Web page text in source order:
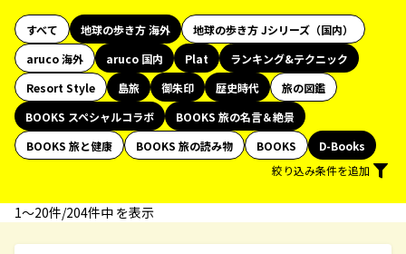
すべて 地球の歩き方 海外
地球の歩き方 Jシリーズ（国内）
aruco 海外
aruco 国内 Plat
ランキング&テクニック
Resort Style
島旅 御朱印 歴史時代
旅の図鑑
BOOKS スペシャルコラボ
BOOKS 旅の名言＆絶景
BOOKS 旅と健康
BOOKS 旅の読み物 BOOKS
D-Books
絞り込み条件を追加
1〜20件/204件中 を表示